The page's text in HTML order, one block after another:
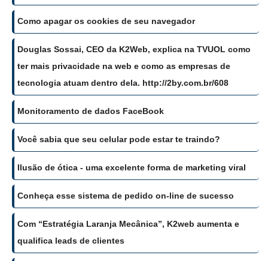
Como apagar os cookies de seu navegador
Douglas Sossai, CEO da K2Web, explica na TVUOL como
ter mais privacidade na web e como as empresas de
tecnologia atuam dentro dela. http://2by.com.br/608
Monitoramento de dados FaceBook
Você sabia que seu celular pode estar te traindo?
Ilusão de ótica - uma excelente forma de marketing viral
Conheça esse sistema de pedido on-line de sucesso
Com “Estratégia Laranja Mecânica”, K2web aumenta e
qualifica leads de clientes